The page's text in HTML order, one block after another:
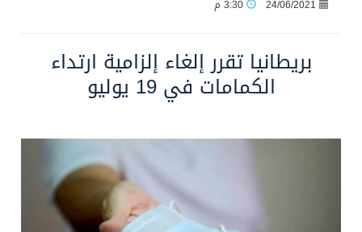
محافظ عفيف يؤدي صلاة عيد الأضحى
24/06/2021
بريطانيا تقرر إلغاء إلزامية ارتداء
الكمامات في 19 يوليو